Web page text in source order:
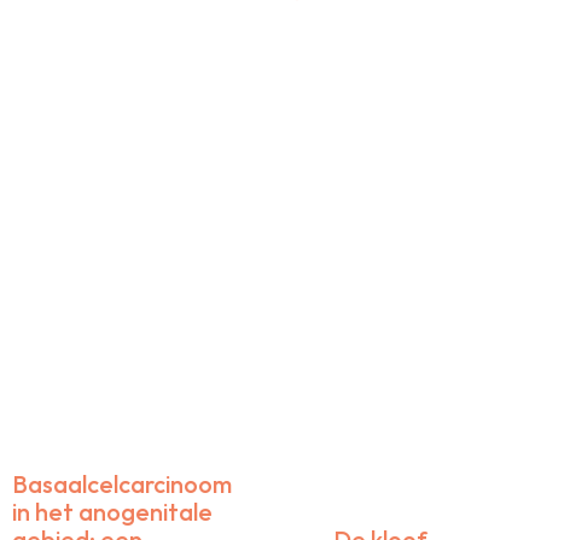
Nationaal Constitutioneel Eczeem Project
Patiëntenfolders
Basaalcelcarcinoom
in het anogenitale